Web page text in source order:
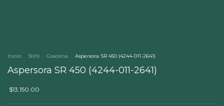
Inicio . Stihl . Gasolina . Aspersora SR 450 (4244-011-2641)
Aspersora SR 450 (4244-011-2641)
$13,150.00